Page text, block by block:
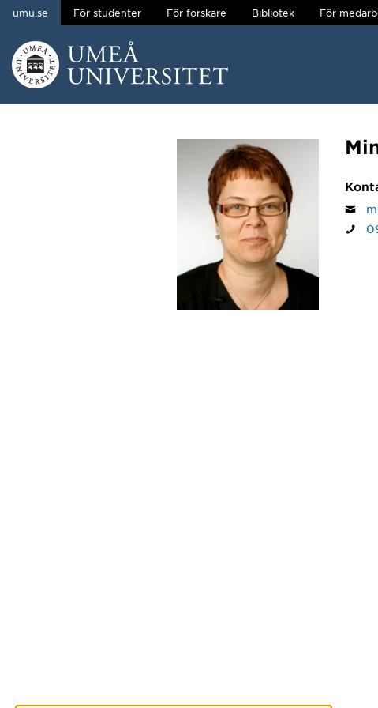
Hoppa direkt till innehållet
umu.se För studenter För forskare Bibliotek För